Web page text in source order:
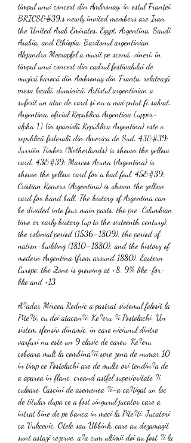
timpul unui concert din Ambronay, în estul Franței.
BRICS&#39;s newly invited members are Iran,
the United Arab Emirates, Egypt, Argentina, Saudi
Arabia, and Ethiopia. Baritonul argentinian
Alejandro Meerapfel a murit pe scenă, vineri, în
timpul unui concert din cadrul festivalului de
muzică barocă din Ambronay din Franța, relatează
presa locală, duminică. Artistul argentinian a
suferit un atac de cord şi nu a mai putut fi salvat.
Argentina, oficial Republica Argentina [upper-
alpha 1] (în spaniolă República Argentina) este o
republică federală din America de Sud. 43&#39;
Jurriën Timber (Netherlands) is shown the yellow
card. 43&#39; Marcos Acuña (Argentina) is
shown the yellow card for a bad foul. 45&#39;
Cristian Romero (Argentina) is shown the yellow
card for hand ball. The history of Argentina can
be divided into four main parts: the pre-Columbian
time or early history (up to the sixteenth century),
the colonial period (1536–1809), the period of
nation-building (1810–1880), and the history of
modern Argentina (from around 1880). Eastern
Europe: the Zone is growing at +8. 9% like-for-
like and +13.
A?adar Mircea Rednic a pastrat sistemul folosit la
Pite?ti, cu doi atacan?i: Ke?eru ?i Postolachi. Un
sistem ofensiv dinamic, in care niciunul dintre
varfuri nu este un 9 clasic de careu. Ke?eru
coboara mult la combina?ii spre zona de numar 10
in timp ce Postolachi are de multe ori tendin?a de
a aparea in flanc, creand astfel superioritate ?i
culoare. Cascini de asemenea ?i-a ca?tigat un loc
de titular dupa ce a fost singurul jucator care a
intrat bine de pe banca in meci la Pite?ti. Jucatori
ca Vukcevic, Otele sau Ubbink, care au dezamagit
sunt astazi rezerve, a?a cum ultimii doi au fost ?i la